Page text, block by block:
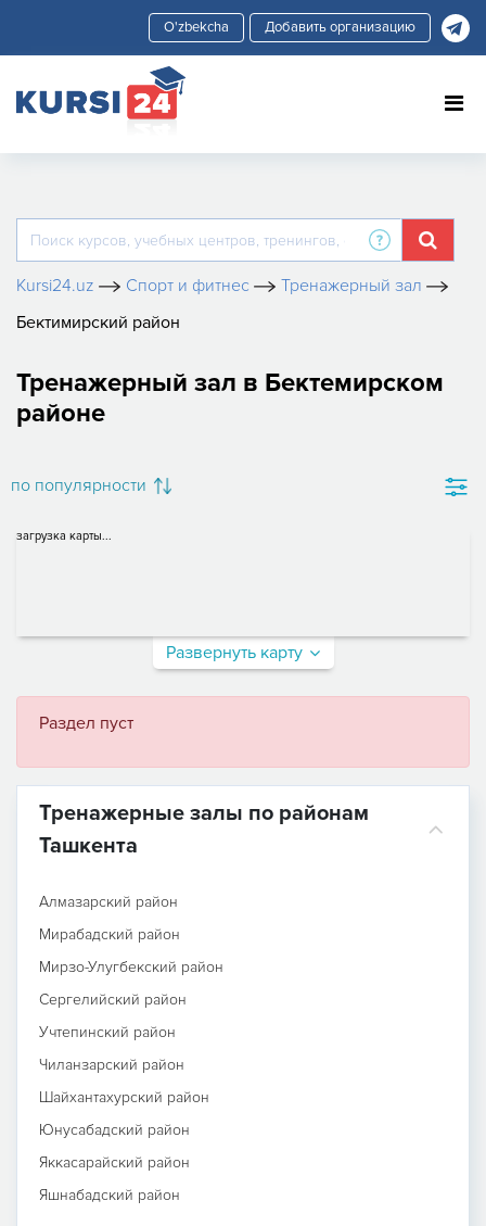
Добавить организацию
Kursi24.uz Спорт и фитнес
Тренажерный зал
Бектимирский район
Тренажерный зал в Бектемирском
районе
по популярности
загрузка карты...
Развернуть карту
Раздел пуст
Тренажерные залы по районам
Ташкента
Алмазарский район
Мирабадский район
Мирзо-Улугбекский район
Сергелийский район
Учтепинский район
Чиланзарский район
Шайхантахурский район
Юнусабадский район
Яккасарайский район
Яшнабадский район